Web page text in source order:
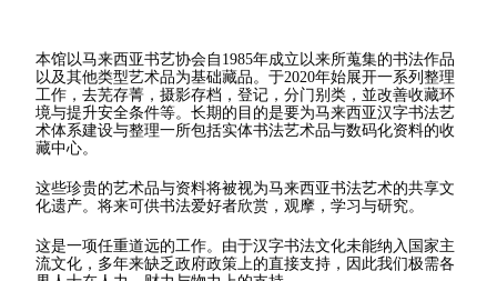
本馆以马来西亚书艺协会自1985年成立以来所蒐集的书法作品
以及其他类型艺术品为基础藏品。于2020年始展开一系列整理
工作，去芜存菁，摄影存档，登记，分门别类，並改善收藏环
境与提升安全条件等。长期的目的是要为马来西亚汉字书法艺
术体系建设与整理一所包括实体书法艺术品与数码化资料的收
藏中心。
这些珍贵的艺术品与资料将被视为马来西亚书法艺术的共享文
化遗产。将来可供书法爱好者欣赏，观摩，学习与研究。
这是一项任重道远的工作。由于汉字书法文化未能纳入国家主
流文化，多年来缺乏政府政策上的直接支持，因此我们极需各